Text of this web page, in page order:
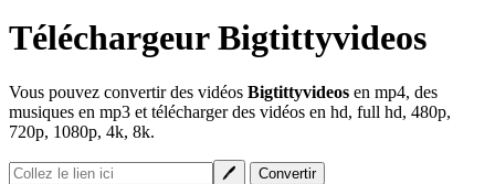
Téléchargeur Bigtittyvideos
Vous pouvez convertir des vidéos Bigtittyvideos en mp4, des
musiques en mp3 et télécharger des vidéos en hd, full hd, 480p,
720p, 1080p, 4k, 8k.